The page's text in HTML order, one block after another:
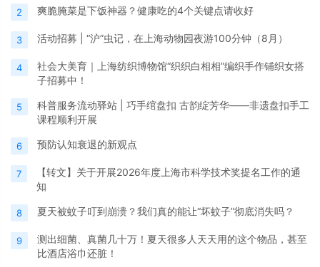
2 爽脆腌菜是下饭神器？健康吃的4个关键点请收好
3 活动招募 | “沪”虫记，在上海动物园夜游100分钟（8月）
4
社会大美育｜上海纺织博物馆“织织白相相”编织手作铺织女搭
子招募中！
5
科普服务流动驿站 | 巧手绾盘扣 古韵绽芳华——非遗盘扣手工
课程顺利开展
6 预防认知衰退的新观点
7
【转文】关于开展2026年度上海市科学技术奖提名工作的通
知
8 夏天被蚊子叮到崩溃？我们真的能让“坏蚊子”彻底消失吗？
9
测出细菌、真菌几十万！夏天很多人天天用的这个物品，甚至
比酒店浴巾还脏！